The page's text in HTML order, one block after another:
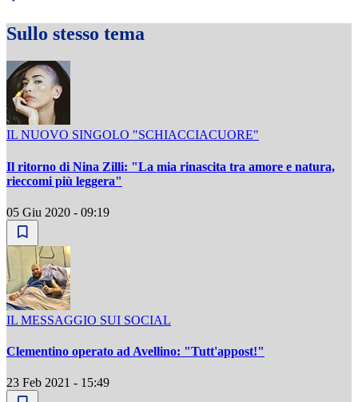
Sullo stesso tema
IL NUOVO SINGOLO "SCHIACCIACUORE"
Il ritorno di Nina Zilli: "La mia rinascita tra amore e natura,
rieccomi più leggera"
05 Giu 2020 - 09:19
IL MESSAGGIO SUI SOCIAL
Clementino operato ad Avellino: "Tutt'appost!"
23 Feb 2021 - 15:49